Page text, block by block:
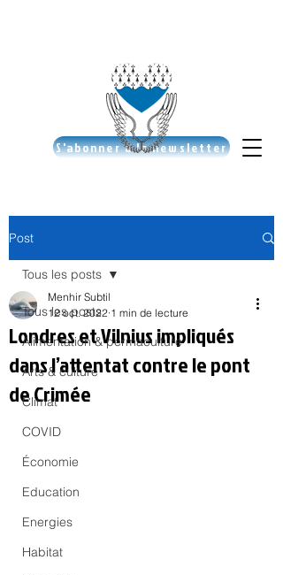
S'abonner à la newsletter
Post
Tous les posts
Alimentation & permaculture
Arts & culture
Climat
COVID
Économie
Education
Energies
Habitat
Tous les posts
Londres et Vilnius impliqués
dans l’attentat contre le pont
de Crimée
Menhir Subtil
12 oct. 2022 1 min de lecture